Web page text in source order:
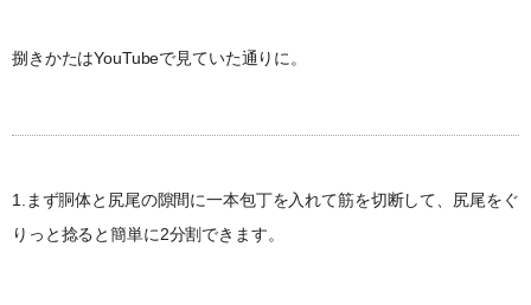
捌きかたはYouTubeで見ていた通りに。
1.まず胴体と尻尾の隙間に一本包丁を入れて筋を切断して、尻尾をぐ
りっと捻ると簡単に2分割できます。